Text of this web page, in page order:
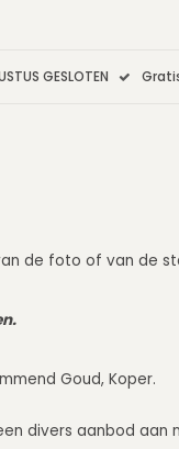
GESLOTEN
de foto of van de
Goud, Koper.
divers aanbod aan